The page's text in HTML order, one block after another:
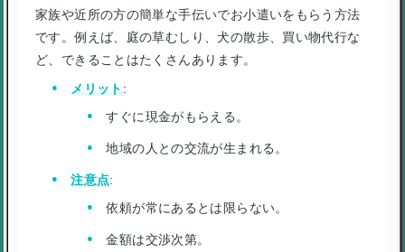
家族や近所の方の簡単な手伝いでお小遣いをもらう方法
です。例えば、庭の草むしり、犬の散歩、買い物代行な
ど、できることはたくさんあります。
メリット:
すぐに現金がもらえる。
地域の人との交流が生まれる。
注意点:
依頼が常にあるとは限らない。
金額は交渉次第。